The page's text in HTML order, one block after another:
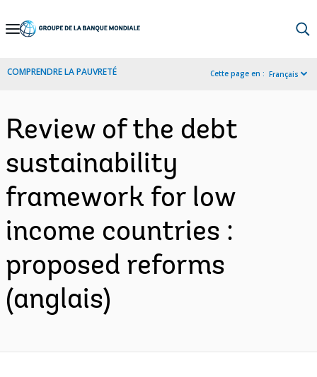
Skip
Navigation
COMPRENDRE LA PAUVRETÉ Cette page en : Français
Review of the debt
sustainability
framework for low
income countries :
proposed reforms
(anglais)